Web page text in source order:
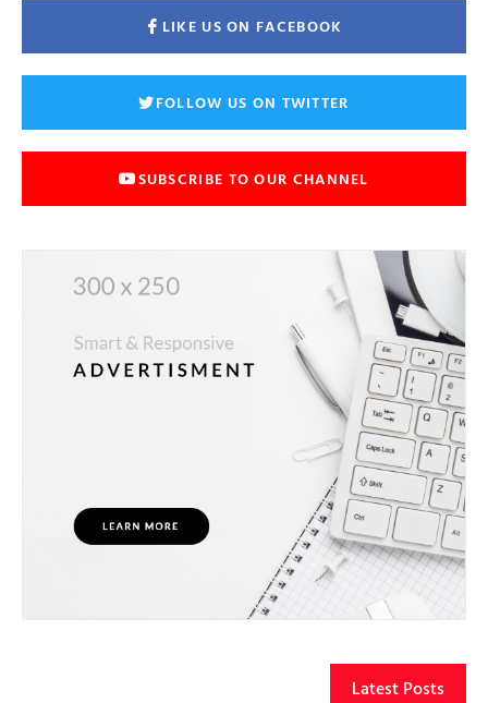
LIKE US ON FACEBOOK
FOLLOW US ON TWITTER
SUBSCRIBE TO OUR CHANNEL
Latest Posts